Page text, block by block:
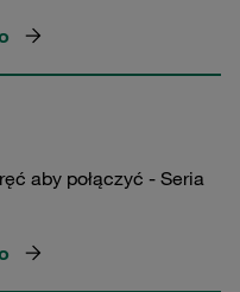
aby połączyć - Seria